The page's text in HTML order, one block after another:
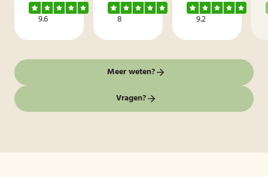
9.6 8 9.2
Meer weten?
Vragen?